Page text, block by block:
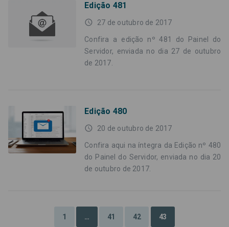
Edição 481
access_time 27 de outubro de 2017
Confira a edição nº 481 do Painel do
Servidor, enviada no dia 27 de outubro
de 2017.
Edição 480
access_time 20 de outubro de 2017
Confira aqui na íntegra da Edição nº 480
do Painel do Servidor, enviada no dia 20
de outubro de 2017.
1 … 41 42 43